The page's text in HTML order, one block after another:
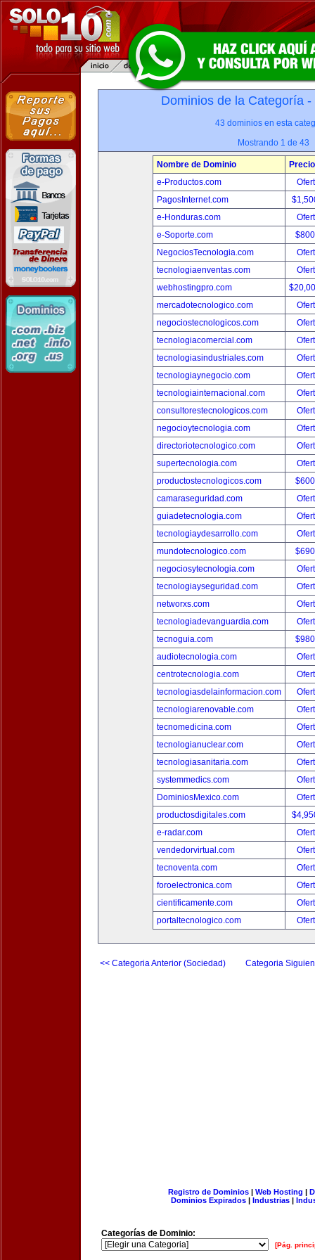
Dominios de la Categoría -
43 dominios en esta
Mostrando 1 de 43
Nombre de Dominio
Precio
e-Productos.com
PagosInternet.com
e-Honduras.com
e-Soporte.com
NegociosTecnologia.com
tecnologiaenventas.com
webhostingpro.com
mercadotecnologico.com
negociostecnologicos.com
tecnologiacomercial.com
tecnologiasindustriales.com
tecnologiaynegocio.com
tecnologiainternacional.com
consultorestecnologicos.com
negocioytecnologia.com
directoriotecnologico.com
supertecnologia.com
productostecnologicos.com
camaraseguridad.com
guiadetecnologia.com
tecnologiaydesarrollo.com
mundotecnologico.com
negociosytecnologia.com
tecnologiayseguridad.com
networxs.com
tecnologiadevanguardia.com
tecnoguia.com
audiotecnologia.com
centrotecnologia.com
tecnologiasdelainformacion.com
tecnologiarenovable.com
tecnomedicina.com
tecnologianuclear.com
tecnologiasanitaria.com
systemmedics.com
DominiosMexico.com
productosdigitales.com
e-radar.com
vendedorvirtual.com
tecnoventa.com
foroelectronica.com
cientificamente.com
portaltecnologico.com
<< Categoria Anterior (Sociedad) Categoria
Registro de Dominios| Web Hosting |
Dominios Expirados | Industrias |
Categorías de Dominio:
[Pág.